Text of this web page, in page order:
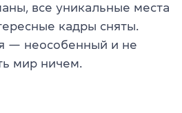
все уникальные места
кадры сняты.
— неособенный и не
мир ничем.